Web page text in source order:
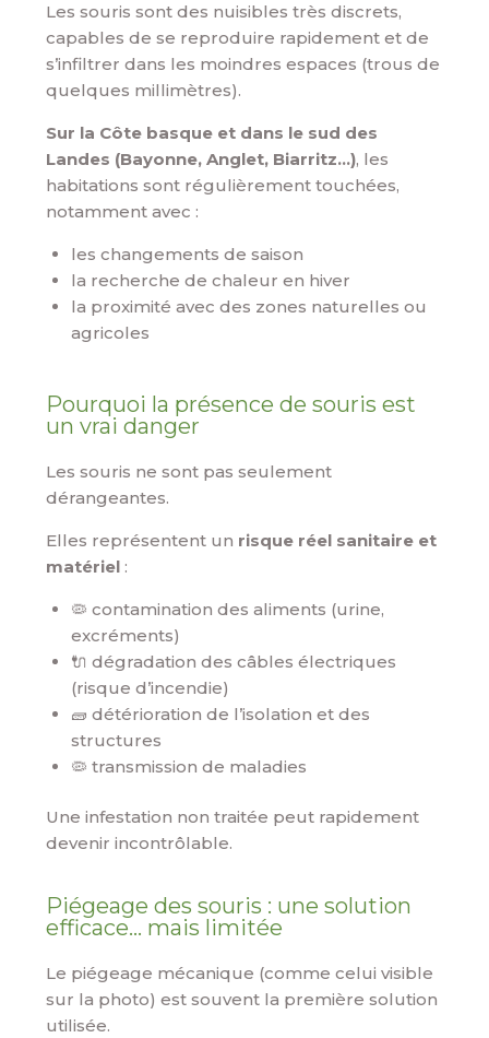
Les souris sont des nuisibles très discrets,
capables de se reproduire rapidement et de
s’infiltrer dans les moindres espaces (trous de
quelques millimètres).
Sur la Côte basque et dans le sud des
Landes (Bayonne, Anglet, Biarritz…), les
habitations sont régulièrement touchées,
notamment avec :
les changements de saison
la recherche de chaleur en hiver
la proximité avec des zones naturelles ou
agricoles
Pourquoi la présence de souris est
un vrai danger
Les souris ne sont pas seulement
dérangeantes.
Elles représentent un risque réel sanitaire et
matériel :
🦠 contamination des aliments (urine,
excréments)
🔌 dégradation des câbles électriques
(risque d’incendie)
🧱 détérioration de l’isolation et des
structures
🦠 transmission de maladies
Une infestation non traitée peut rapidement
devenir incontrôlable.
Piégeage des souris : une solution
efficace… mais limitée
Le piégeage mécanique (comme celui visible
sur la photo) est souvent la première solution
utilisée.